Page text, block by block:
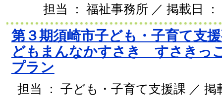
担当 ： 福祉事務所 ／ 掲載日 ：
第３期須崎市子ども・子育て支
どもまんなかすさき すさきっ
プラン
担当 ： 子ども・子育て支援課 ／ 掲